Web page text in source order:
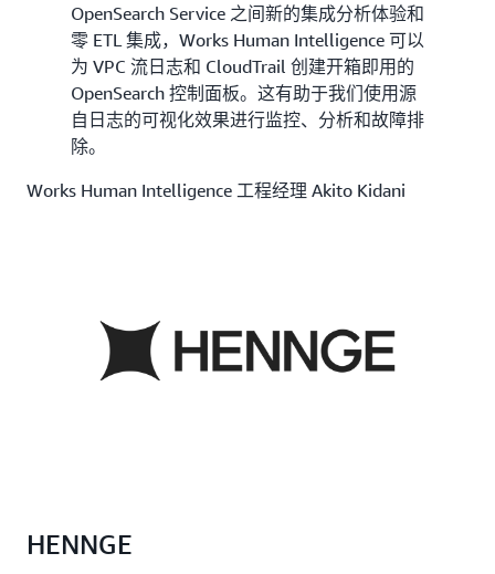
OpenSearch Service 之间新的集成分析体验和
零 ETL 集成，Works Human Intelligence 可以
为 VPC 流日志和 CloudTrail 创建开箱即用的
OpenSearch 控制面板。这有助于我们使用源
自日志的可视化效果进行监控、分析和故障排
除。
Works Human Intelligence 工程经理 Akito Kidani
HENNGE